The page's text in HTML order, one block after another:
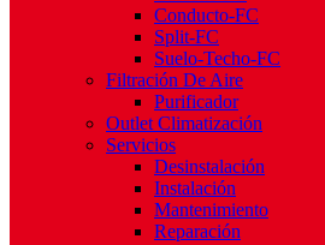
Conducto-FC
Split-FC
Suelo-Techo-FC
Filtración De Aire
Purificador
Outlet Climatización
Servicios
Desinstalación
Instalación
Mantenimiento
Reparación